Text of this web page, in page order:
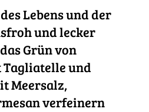
Lebens und der
und lecker
Grün von
und
Meersalz,
verfeinern